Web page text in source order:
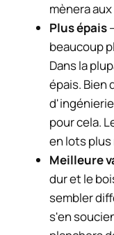
mènera
Plus épais
beaucoup
Dans la
épais. Bien
pour cela.
en lots plus
Meilleure
dur et le
sembler
s'en